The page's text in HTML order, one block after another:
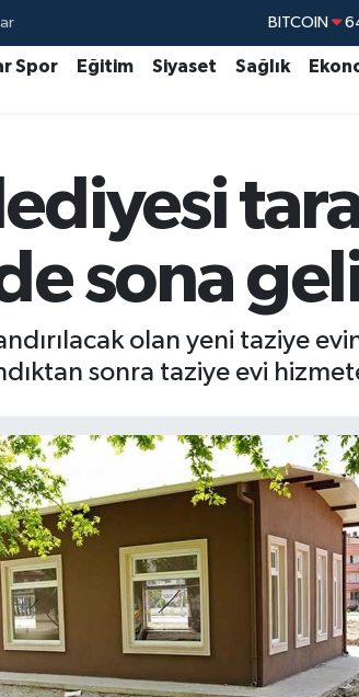
DOLAR
EURO
BITCOIN
Spor Eğitim Siyaset Sağlık
sona
olan yeni taziye
sonra taziye evi